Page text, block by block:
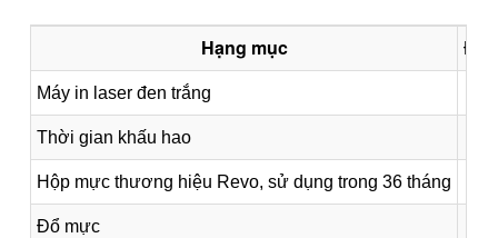
Hạng mục
Máy in laser đen trắng
Thời gian khấu hao
Hộp mực thương hiệu Revo, sử dụng trong 36 tháng
Đổ mực